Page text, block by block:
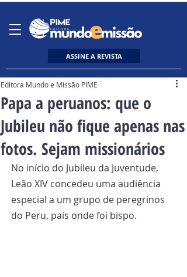
ASSINE A REVISTA
Papa a peruanos: que o
Jubileu não fique apenas nas
fotos. Sejam missionários
Editora Mundo e Missão PIME
No início do Jubileu da Juventude,
Leão XIV concedeu uma audiência
especial a um grupo de peregrinos
do Peru, país onde foi bispo.